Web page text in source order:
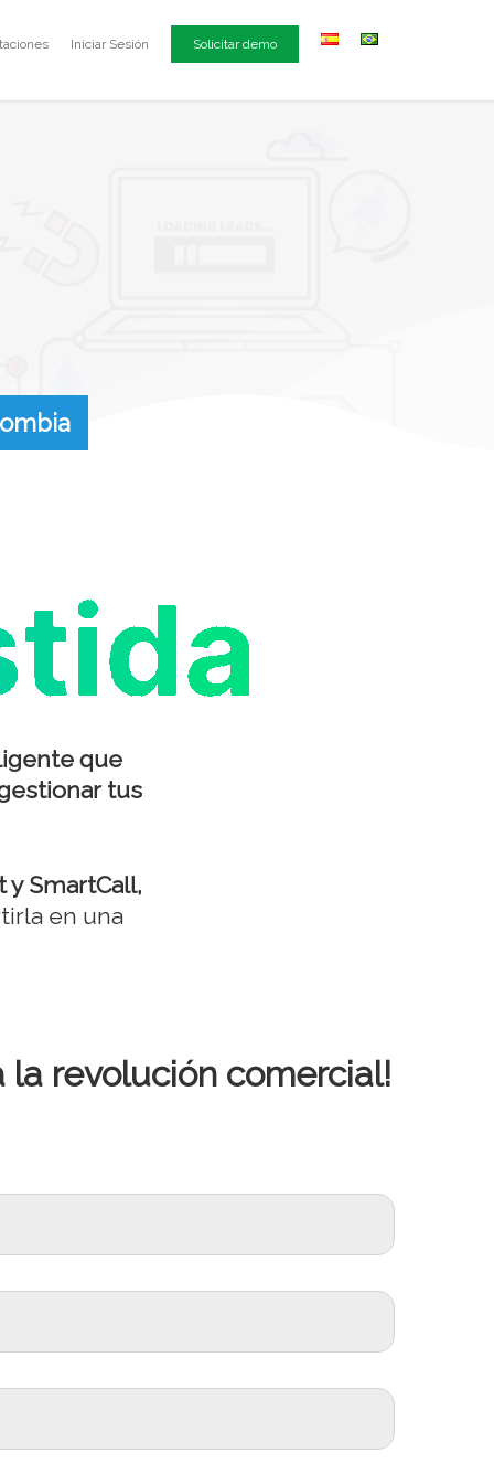
Iniciar Sesión Solicitar demo
que
tus
SmartCall,
en una
la revolución comercial!